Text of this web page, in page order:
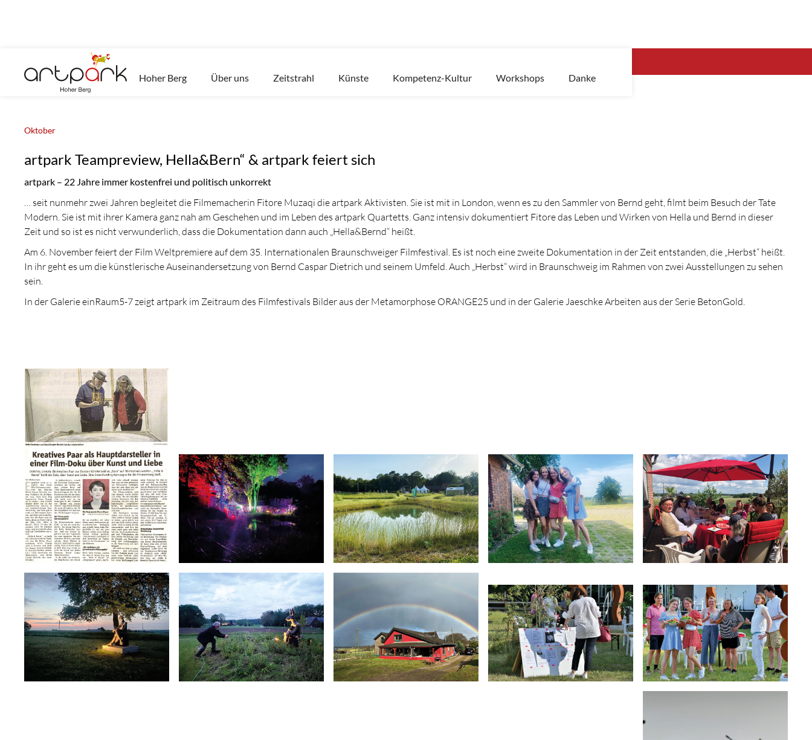
Hoher Berg Über uns Zeitstrahl Künste Kompetenz-Kultur Workshops Danke
Wähle hier das artpark Jahr ...
Oktober
artpark Teampreview, Hella&Bern“ & artpark feiert sich
artpark – 22 Jahre immer kostenfrei und politisch unkorrekt
… seit nunmehr zwei Jahren begleitet die Filmemacherin Fitore Muzaqi die artpark Aktivisten. Sie ist mit in London, wenn es zu den Sammler von Bernd geht, filmt beim Besuch der Tate
Modern. Sie ist mit ihrer Kamera ganz nah am Geschehen und im Leben des artpark Quartetts. Ganz intensiv dokumentiert Fitore das Leben und Wirken von Hella und Bernd in dieser
Zeit und so ist es nicht verwunderlich, dass die Dokumentation dann auch „Hella&Bernd“ heißt.
Am 6. November feiert der Film Weltpremiere auf dem 35. Internationalen Braunschweiger Filmfestival. Es ist noch eine zweite Dokumentation in der Zeit entstanden, die „Herbst“ heißt.
In ihr geht es um die künstlerische Auseinandersetzung von Bernd Caspar Dietrich und seinem Umfeld. Auch „Herbst“ wird in Braunschweig im Rahmen von zwei Ausstellungen zu sehen
sein.
In der Galerie einRaum5-7 zeigt artpark im Zeitraum des Filmfestivals Bilder aus der Metamorphose ORANGE25 und in der Galerie Jaeschke Arbeiten aus der Serie BetonGold.